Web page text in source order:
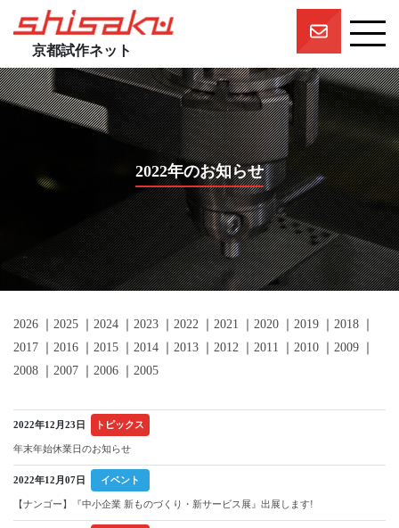
京都試作ネット
京都試作ネットとは
京都試作ネットの技術要素
一押しスタッフ
団体概要
2022年のお知らせ
2026 2025 2024 2023 2022 2021 2020 2019
2018
2017
2016 2015 2014 2013 2012 2011 2010
2009
2008
2007 2006 2005
2022年12月23日 トピックス
年末年始休業日のお知らせ
2022年12月07日 イベント
【ナンゴー】『中小企業 新ものづくり・新サービス展』出展します!